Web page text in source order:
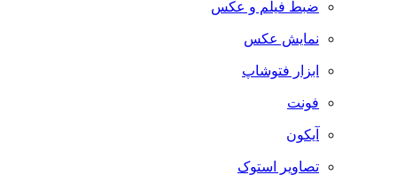
ضبط فيلم و عكس
نمایش عکس
ابزار فتوشاپ
فونت
آیکون
تصاویر استوک